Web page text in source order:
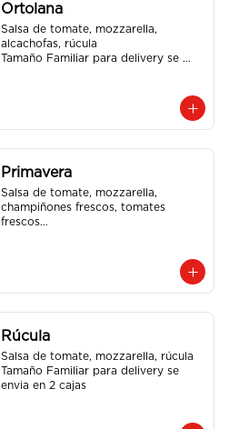
Ortolana
Salsa de tomate, mozzarella,
alcachofas, rúcula
Tamaño Familiar para delivery se
Primavera
Salsa de tomate, mozzarella,
champiñones frescos, tomates
frescos
Rúcula
Salsa de tomate, mozzarella, rúcula
Tamaño Familiar para delivery se
envia en 2 cajas